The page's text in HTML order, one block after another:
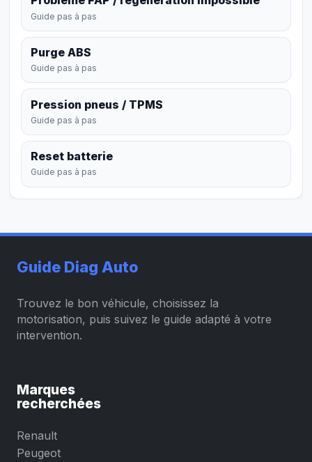
Guide pas à pas
Purge ABS
Guide pas à pas
Pression pneus / TPMS
Guide pas à pas
Reset batterie
Guide pas à pas
Guide Diag Auto
Trouvez le bon véhicule, choisissez la
motorisation, puis suivez le guide adapté à votre
intervention.
Marques
recherchées
Renault
Peugeot